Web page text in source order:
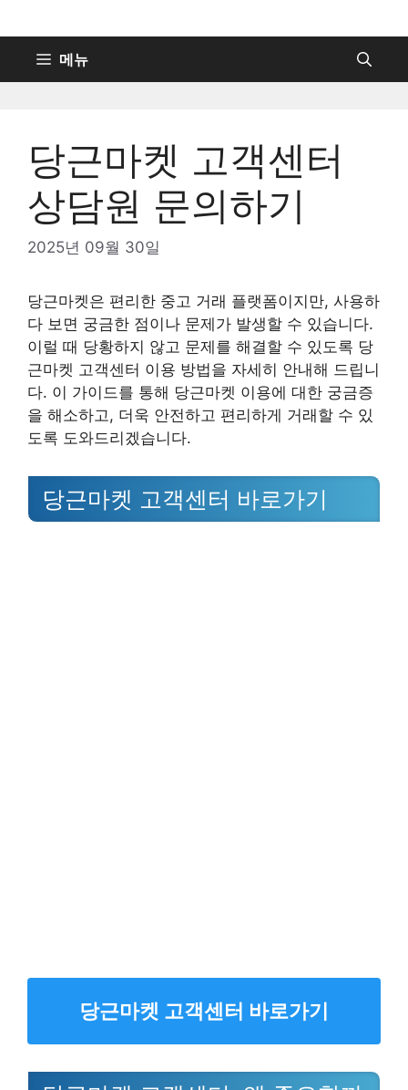
텐
로
메뉴
당근마켓 고객센터
상담원 문의하기
2025년 09월 30일
당근마켓은 편리한 중고 거래 플랫폼이지만, 사용하
다 보면 궁금한 점이나 문제가 발생할 수 있습니다.
이럴 때 당황하지 않고 문제를 해결할 수 있도록 당
근마켓 고객센터 이용 방법을 자세히 안내해 드립니
다. 이 가이드를 통해 당근마켓 이용에 대한 궁금증
을 해소하고, 더욱 안전하고 편리하게 거래할 수 있
도록 도와드리겠습니다.
당근마켓 고객센터 바로가기
당근마켓 고객센터 바로가기